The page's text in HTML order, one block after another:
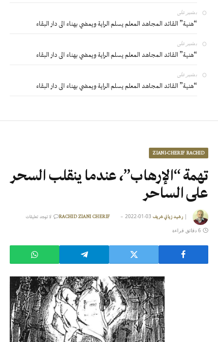
بشير على
“هنية” القائد المجاهد المعلم يسلم الراية ويمضي بهناء الى دار البقاء
بشير على
“هنية” القائد المجاهد المعلم يسلم الراية ويمضي بهناء الى دار البقاء
بشير على
“هنية” القائد المجاهد المعلم يسلم الراية ويمضي بهناء الى دار البقاء
ZIANI-CHERIF RACHID
تهمة “الإرهاب”، عندما ينقلب السحر
على الساحر
| رشيد زياني شريف RACHID ZIANI CHERIF 2022-01-03 لا توجد تعليقات
6 دقائق قراءة